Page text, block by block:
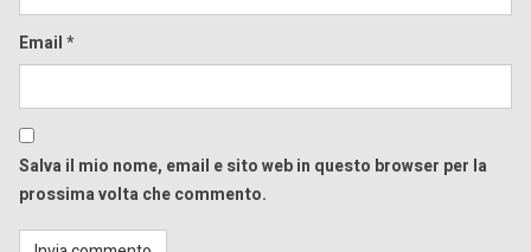
Email*
Salva il mio nome, email e sito web in questo browser per la
prossima volta che commento.